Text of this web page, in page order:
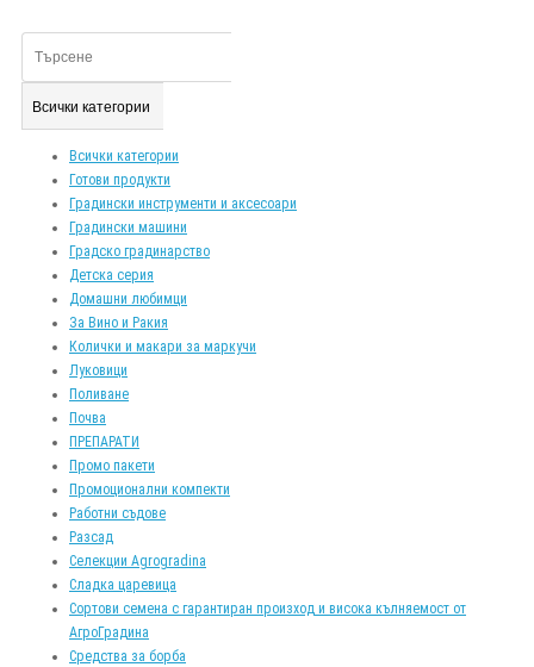
Всички категории
Всички категории
Готови продукти
Градински инструменти и аксесоари
Градински машини
Градско градинарство
Детска серия
Домашни любимци
За Вино и Ракия
Колички и макари за маркучи
Луковици
Поливане
Почва
ПРЕПАРАТИ
Промо пакети
Промоционални компекти
Работни съдове
Разсад
Селекции Agrogradina
Сладка царевица
Сортови семена с гарантиран произход и висока кълняемост от
АгроГрадина
Средства за борба